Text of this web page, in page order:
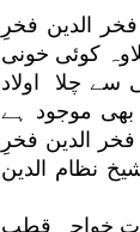
الدین فخرِ
کوئی خونی
چلا اولاد
موجود ہے
فخر الدین فخرِ
نظام الدین
خواجہ قطب